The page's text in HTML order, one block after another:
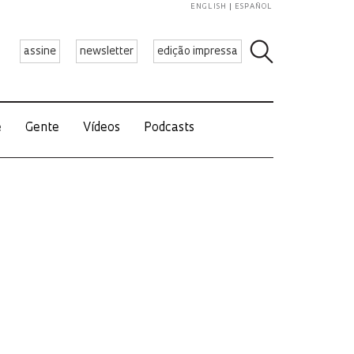
assine newsletter edição impressa
ENGLISH ESPAÑOL
Gente Vídeos Podcasts